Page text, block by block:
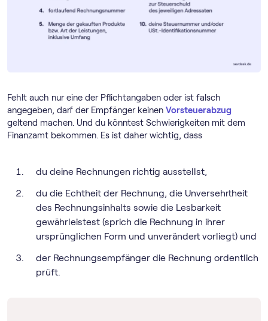
Fehlt auch nur eine der Pflichtangaben oder ist falsch
angegeben, darf der Empfänger keinen Vorsteuerabzug
geltend machen. Und du könntest Schwierigkeiten mit dem
Finanzamt bekommen. Es ist daher wichtig, dass
du deine Rechnungen richtig ausstellst,
du die Echtheit der Rechnung, die Unversehrtheit
des Rechnungsinhalts sowie die Lesbarkeit
gewährleistest (sprich die Rechnung in ihrer
ursprünglichen Form und unverändert vorliegt) und
der Rechnungsempfänger die Rechnung ordentlich
prüft.